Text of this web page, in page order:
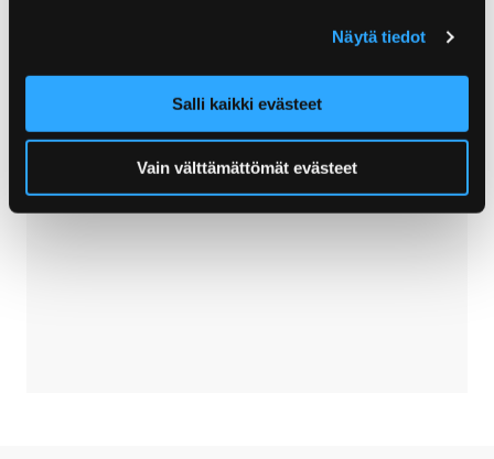
Näytä tiedot
Salli kaikki evästeet
Vain välttämättömät evästeet
Ohita upote